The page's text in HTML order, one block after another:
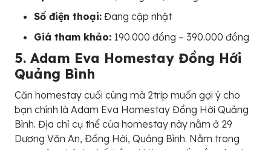
Số điện thoại: Đang cập nhật
Giá tham khảo: 190.000 đồng – 390.000 đồng
5. Adam Eva Homestay Đồng Hới
Quảng Bình
Căn homestay cuối cùng mà 2trip muốn gợi ý cho
bạn chính là Adam Eva Homestay Đồng Hới Quảng
Bình. Địa chỉ cụ thể của homestay này nằm ở 29
Dương Văn An, Ðồng Hới, Quảng Bình. Nằm trong